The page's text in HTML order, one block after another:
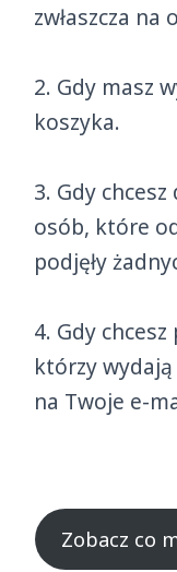
zwłaszcza
2. Gdy masz
koszyka.
3. Gdy
osób, które
podjęły
4. Gdy
którzy
na Twoje e-
Zobacz co